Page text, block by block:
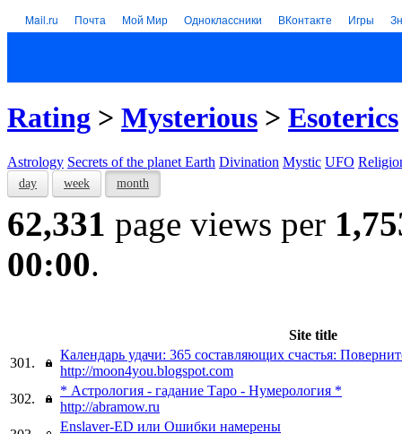
Mail.ru Почта Мой Мир Одноклассники ВКонтакте Игры
Rating > Mysterious > Esoterics
Astrology Secrets of the planet Earth Divination Mystic UFO
day week month
62,331 page views per
00:00.
Site title
301.
Календарь удачи: 365 составляющих счастья:
http://moon4you.blogspot.com
302.
* Астрология - гадание Таро - Нумерология *
http://abramow.ru
Enslaver-ED или Ошибки намерены